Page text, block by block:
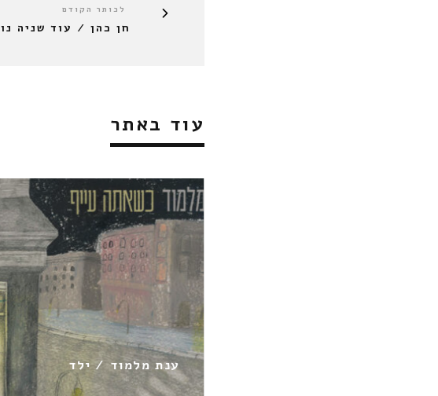
לכותר הקודם
חן כהן / עוד שניה
עוד באתר
ענת מלמוד / ילד